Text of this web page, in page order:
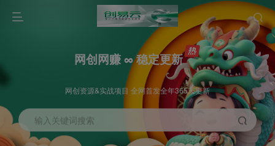
网创网赚 ∞ 稳定更新
网创资源&实战项目 全网首发全年365天更新
输入关键词搜索